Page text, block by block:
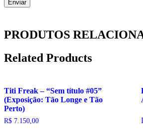
PRODUTOS
Related Products
Titi Freak – “Sem título #05”
(Exposição: Tão Longe e Tão
Perto)
R$ 7.150,00